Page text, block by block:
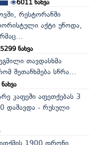
6011 ნახვა
რესტორანში
აქტი უწოდა,
5299ნახვა
თავდასხმა
შეთანხმება სწრა...
კაფეში აფეთქებას 3
დაშავდა - რუსული
1900 დრონი,